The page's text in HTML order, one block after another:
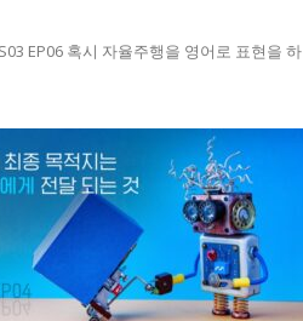
EP06 혹시 자율주행을 영어로 표현을 하